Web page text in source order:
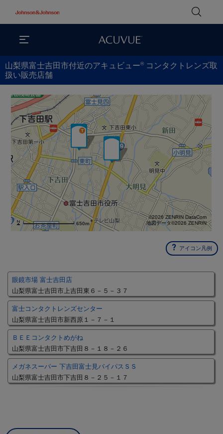
山梨県富士吉田市付近のアキュビュー® コンタクトレンズ取
扱い販売店舗
650m
©2026 ZENRIN DataCom
地図データ©2026 ZENRIN
アイコン凡例
眼鏡市場 富士吉田店
山梨県富士吉田市上吉田東６－５－３７
富士コンタクトレンズセンター
山梨県富士吉田市新西原１－７－１
ＢＥＥコンタクトめがね
山梨県富士吉田市下吉田８－１８－２６
メガネスーパー 下吉田富士見バイパスＳＳ
山梨県富士吉田市下吉田８－２５－１７